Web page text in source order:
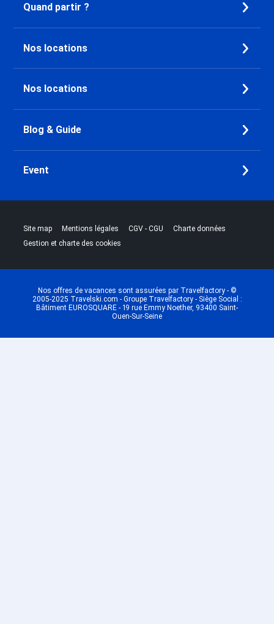
Quand partir ?
Nos locations
Nos locations
Blog & Guide
Event
Site map |Mentions légales |CGV - CGU |Charte données
Gestion et charte des cookies
Nos offres de vacances sont assurées par Travelfactory - ©
2005-2025 Travelski.com - Groupe Travelfactory - Siège Social :
Bâtiment EUROSQUARE - 19 rue Emmy Noether, 93400 Saint-
Ouen-Sur-Seine